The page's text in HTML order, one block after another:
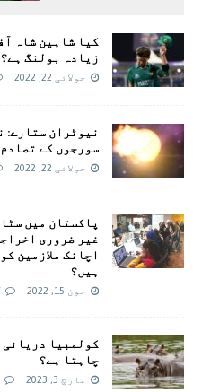
کیا شاہین شاہ
زیادہ بولنگ ہے؟
جولائی 22, 2022
نیوٹران ستارے:
سورجوں کے
جولائی 22, 2022
پاکستان میں
غیر ضروری
اچانک ملازمین
ہیں؟
جون 15, 2022
کولمبیا
چاہتا ہے؟
مارچ 3, 2023